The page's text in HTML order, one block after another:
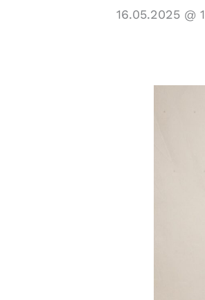
16.05.2025 @